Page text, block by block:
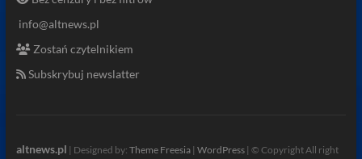
info@altnews.pl
Zostań czytelnikiem
Subskrybuj newslatter
altnews.pl | Designed by: Theme Freesia| WordPress| © Copyright All right